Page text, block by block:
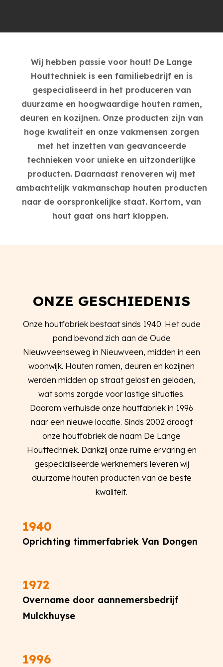
Wij hebben passie voor hout! De Lange
Houttechniek is een familiebedrijf en is
gespecialiseerd in het produceren van
duurzame en hoogwaardige houten ramen,
deuren en kozijnen. Onze producten zijn van
hoge kwaliteit en onze vakmensen zorgen
met het inzetten van geavanceerde
technieken voor unieke en uitzonderlijke
producten. Daarnaast renoveren wij met
ambachtelijk vakmanschap houten producten
naar de oorspronkelijke staat. Kortom, van
hout gaat ons hart kloppen.
ONZE GESCHIEDENIS
Onze houtfabriek bestaat sinds 1940. Het oude
pand bevond zich aan de Oude
Nieuwveenseweg in Nieuwveen, midden in een
woonwijk. Houten ramen, deuren en kozijnen
werden midden op straat gelost en geladen,
wat soms zorgde voor lastige situaties.
Daarom verhuisde onze houtfabriek in 1996
naar een nieuwe locatie. Sinds 2002 draagt
onze houtfabriek de naam De Lange
Houttechniek. Dankzij onze ruime ervaring en
gespecialiseerde werknemers leveren wij
duurzame houten producten van de beste
kwaliteit.
1940
Oprichting timmerfabriek Van Dongen
1972
Overname door aannemersbedrijf
Mulckhuyse
1996